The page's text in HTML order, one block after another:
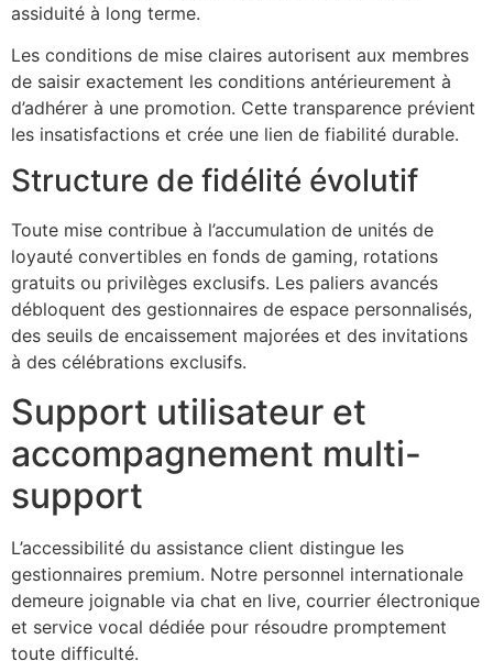
assiduité à long terme.
Les conditions de mise claires autorisent aux membres
de saisir exactement les conditions antérieurement à
d’adhérer à une promotion. Cette transparence prévient
les insatisfactions et crée une lien de fiabilité durable.
Structure de fidélité évolutif
Toute mise contribue à l’accumulation de unités de
loyauté convertibles en fonds de gaming, rotations
gratuits ou privilèges exclusifs. Les paliers avancés
débloquent des gestionnaires de espace personnalisés,
des seuils de encaissement majorées et des invitations
à des célébrations exclusifs.
Support utilisateur et
accompagnement multi-
support
L’accessibilité du assistance client distingue les
gestionnaires premium. Notre personnel internationale
demeure joignable via chat en live, courrier électronique
et service vocal dédiée pour résoudre promptement
toute difficulté.